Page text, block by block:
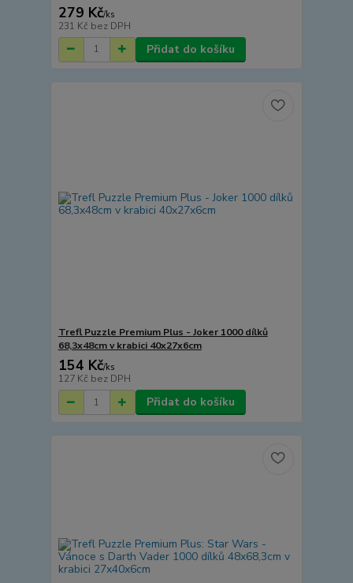
279 Kč/ks
231 Kč bez DPH
Přidat do košíku
Trefl Puzzle Premium Plus - Joker 1000 dílků
68,3x48cm v krabici 40x27x6cm
154 Kč/ks
127 Kč bez DPH
Přidat do košíku